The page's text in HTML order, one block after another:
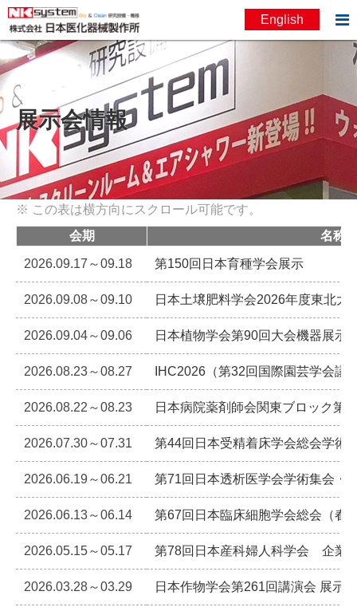
お問い合わせ
English 
展示会情報
会期 名称
2026.09.17～09.18 第150回日本育種学会展示
2026.09.08～09.10 日本土壌肥料学会2026年度東北大
2026.09.04～09.06 日本植物学会第90回大会機器展示
2026.08.23～08.27 IHC2026（第32回国際園芸学会議
2026.08.22～08.23 日本病院薬剤師会関東ブロック第
2026.07.30～07.31 第44回日本受精着床学会総会学
2026.06.19～06.21 第71回日本透析医学会学術集会
2026.06.13～06.14 第67回日本臨床細胞学会総会（
2026.05.15～05.17 第78回日本産科婦人科学会 企業
2026.03.28～03.29 日本作物学会第261回講演会 展示